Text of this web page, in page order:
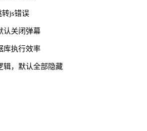
js错误
认关闭弹幕
库执行效率
辑，默认全部隐藏